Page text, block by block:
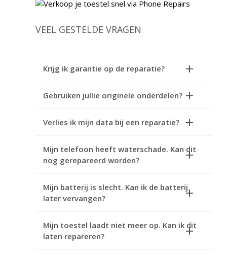
VEEL GESTELDE VRAGEN
Krijg ik garantie op de reparatie?
Gebruiken jullie originele onderdelen?
Verlies ik mijn data bij een reparatie?
Mijn telefoon heeft waterschade. Kan dit
nog gerepareerd worden?
Mijn batterij is slecht. Kan ik de batterij
later vervangen?
Mijn toestel laadt niet meer op. Kan ik dit
laten repareren?